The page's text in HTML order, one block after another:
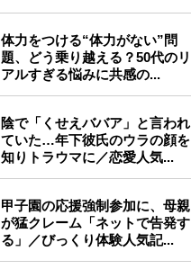
体力をつける“体力がない”問
題、どう乗り越える？50代のリ
アルすぎる悩みに共感の...
陰で「くせえババア」と言われ
ていた…年下彼氏のウラの顔を
知りトラウマに／恋愛人気...
甲子園の応援強制参加に、母親
が猛クレーム「ネットで告発す
る」／びっくり体験人気記...